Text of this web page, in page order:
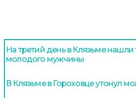
На третий день в Клязьме нашли
молодого мужчины
В Клязьме в Гороховце утонул